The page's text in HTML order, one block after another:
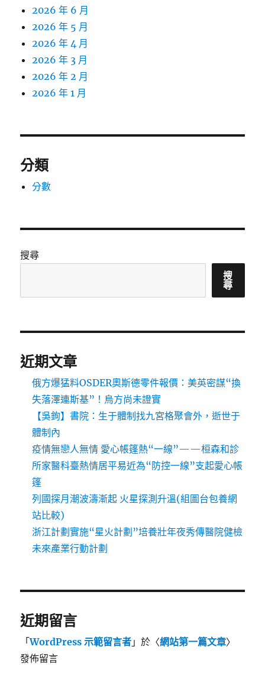
2026 年 6 月
2026 年 5 月
2026 年 4 月
2026 年 3 月
2026 年 2 月
2026 年 1 月
分類
分數
搜尋
搜
尋
近期文章
俄方爆猛料OSDER奧斯德零件報價：美英密謀“換
失落澤連斯基”！烏方尚未證實
【吳鉤】書院：生于體制找九宮格聚會外，逝世于
體制內
疫情無戀人無情 愛心帳篷熱“一線”——桓森和診
所家醫科臺熱情居平易近為“防控一線”支起愛心帳
篷
列國探月潮波濤漸起 火星探測升溫(組圖台包養網
站比較)
浙江計劃實施“星火計劃”培養壯年夜秀傳醫院健檢
未來產業行動計劃
近期留言
「WordPress 示範留言者 」於〈網站第一篇文章〉
發佈留言